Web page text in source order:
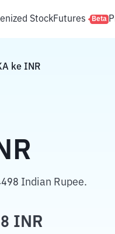
StockFutures Beta
ke INR
Indian Rupee.
INR